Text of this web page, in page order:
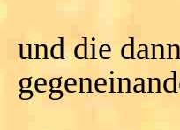
und die